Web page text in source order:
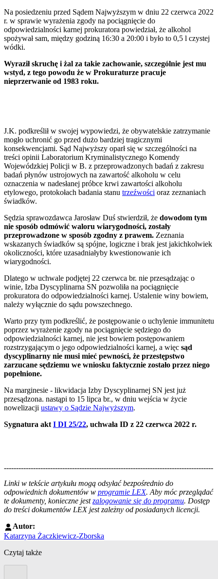
Na posiedzeniu przed Sądem Najwyższym w dniu 22 czerwca 2022
r. w sprawie wyrażenia zgody na pociągnięcie do
odpowiedzialności karnej prokuratora powiedział, że alkohol
spożywał sam, między godziną 16:30 a 20:00 i było to 0,5 l czystej
wódki.
Wyraził skruchę i żal za takie zachowanie, szczególnie jest mu
wstyd, z tego powodu że w Prokuraturze pracuje
nieprzerwanie od 1983 roku.
J.K. podkreślił w swojej wypowiedzi, że obywatelskie zatrzymanie
mogło uchronić go przed dużo bardziej tragicznymi
konsekwencjami. Sąd Najwyższy oparł się w szczególności na
treści opinii Laboratorium Kryminalistycznego Komendy
Wojewódzkiej Policji w B. z przeprowadzonych badań z zakresu
badań płynów ustrojowych na zawartość alkoholu w celu
oznaczenia w nadesłanej próbce krwi zawartości alkoholu
etylowego, protokołach badania stanu trzeźwości oraz zeznaniach
świadków.
Sędzia sprawozdawca Jarosław Duś stwierdził, że dowodom tym
nie sposób odmówić waloru wiarygodności, zostały
przeprowadzone w sposób zgodny z prawem. Zeznania
wskazanych świadków są spójne, logiczne i brak jest jakichkolwiek
okoliczności, które uzasadniałyby kwestionowanie ich
wiarygodności.
Dlatego w uchwale podjętej 22 czerwca br. nie przesądzając o
winie, Izba Dyscyplinarna SN pozwoliła na pociągnięcie
prokuratora do odpowiedzialności karnej. Ustalenie winy bowiem,
należy wyłącznie do sądu powszechnego.
Warto przy tym podkreślić, że postępowanie o uchylenie immunitetu
poprzez wyrażenie zgody na pociągnięcie sędziego do
odpowiedzialności karnej, nie jest bowiem postępowaniem
rozstrzygającym o jego odpowiedzialności karnej, a więc sąd
dyscyplinarny nie musi mieć pewności, że przestępstwo
zarzucane sędziemu we wniosku faktycznie zostało przez niego
popełnione.
Na marginesie - likwidacja Izby Dyscyplinarnej SN jest już
przesądzona. nastąpi to 15 lipca br., w dniu wejścia w życie
nowelizacji ustawy o Sądzie Najwyższym.
Sygnatura akt I DI 25/22, uchwała ID z 22 czerwca 2022 r.
--------------------------------------------------------------------------------------
Linki w tekście artykułu mogą odsyłać bezpośrednio do
odpowiednich dokumentów w programie LEX. Aby móc przeglądać
te dokumenty, konieczne jestzalogowanie się do programu. Dostęp
do treści dokumentów LEX jest zależny od posiadanych licencji.
Autor:
Katarzyna Żaczkiewicz-Zborska
Czytaj także